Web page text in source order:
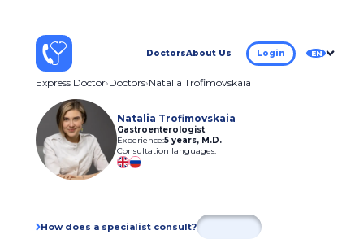
DoctorsAbout Us Login EN
Express Doctor Doctors Natalia Trofimovskaia
Natalia Trofimovskaia
Gastroenterologist
Experience:5 years, M.D.
Consultation languages:
How does a specialist consult?